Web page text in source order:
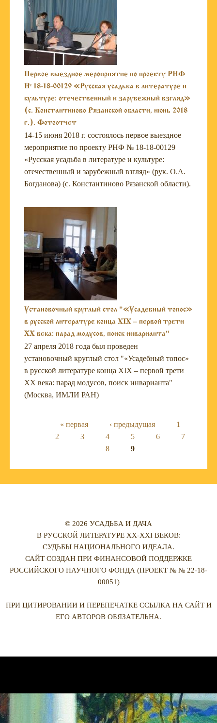
Первое выездное мероприятие по проекту РНФ
№ 18-18-00129 «Русская усадьба в литературе и
культуре: отечественный и зарубежный взгляд»
(с. Константиново Рязанской области, июнь 2018
г.). Фотоотчет
14-15 июня 2018 г. состоялось первое выездное
мероприятие по проекту РНФ № 18-18-00129
«Русская усадьба в литературе и культуре:
отечественный и зарубежный взгляд» (рук. О.А.
Богданова) (с. Константиново Рязанской области).
Установочный круглый стол "«Усадебный топос»
в русской литературе конца XIX – первой трети
XX века: парад модусов, поиск инварианта"
27 апреля 2018 года был проведен
установочный круглый стол "«Усадебный топос»
в русской литературе конца XIX – первой трети
XX века: парад модусов, поиск инварианта"
(Москва, ИМЛИ РАН)
Страницы
« первая ‹ предыдущая
1
2
3 4 5 6
7
8
9
© 2026 УСАДЬБА И ДАЧА
В РУССКОЙ ЛИТЕРАТУРЕ XX-XXI ВЕКОВ:
СУДЬБЫ НАЦИОНАЛЬНОГО ИДЕАЛА.
САЙТ СОЗДАН ПРИ ФИНАНСОВОЙ ПОДДЕРЖКЕ
РОССИЙСКОГО НАУЧНОГО ФОНДА (ПРОЕКТ № № 22-18-
00051)
ПРИ ЦИТИРОВАНИИ И ПЕРЕПЕЧАТКЕ ССЫЛКА НА САЙТ И
ЕГО АВТОРОВ ОБЯЗАТЕЛЬНА.